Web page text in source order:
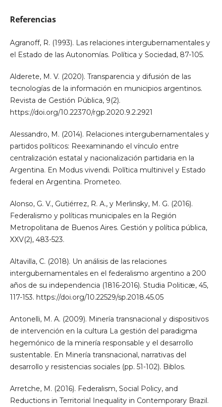
Referencias
Agranoff, R. (1993). Las relaciones intergubernamentales y
el Estado de las Autonomías. Política y Sociedad, 87-105.
Alderete, M. V. (2020). Transparencia y difusión de las
tecnologías de la información en municipios argentinos.
Revista de Gestión Pública, 9(2).
https://doi.org/10.22370/rgp.2020.9.2.2921
Alessandro, M. (2014). Relaciones intergubernamentales y
partidos políticos: Reexaminando el vínculo entre
centralización estatal y nacionalización partidaria en la
Argentina. En Modus vivendi. Política multinivel y Estado
federal en Argentina. Prometeo.
Alonso, G. V., Gutiérrez, R. A., y Merlinsky, M. G. (2016).
Federalismo y políticas municipales en la Región
Metropolitana de Buenos Aires. Gestión y política pública,
XXV(2), 483-523.
Altavilla, C. (2018). Un análisis de las relaciones
intergubernamentales en el federalismo argentino a 200
años de su independencia (1816-2016). Studia Politicæ, 45,
117-153. https://doi.org/10.22529/sp.2018.45.05
Antonelli, M. A. (2009). Minería transnacional y dispositivos
de intervención en la cultura La gestión del paradigma
hegemónico de la minería responsable y el desarrollo
sustentable. En Minería transnacional, narrativas del
desarrollo y resistencias sociales (pp. 51-102). Biblos.
Arretche, M. (2016). Federalism, Social Policy, and
Reductions in Territorial Inequality in Contemporary Brazil.